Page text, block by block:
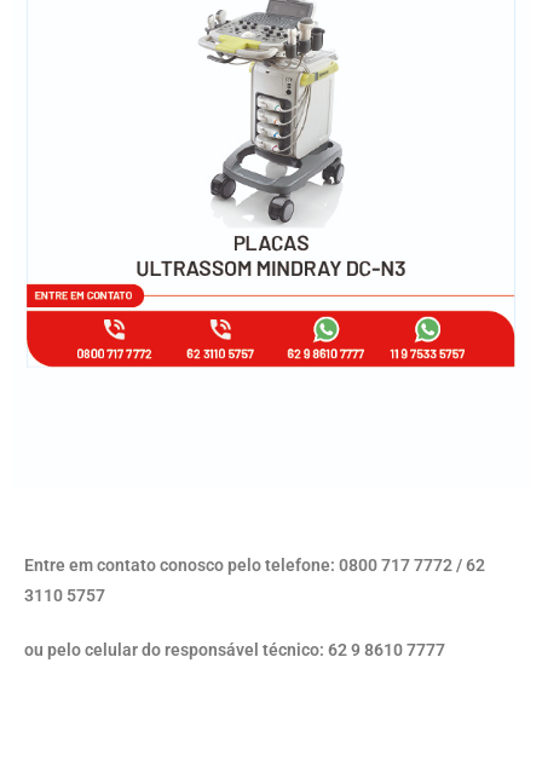
Entre em contato conosco pelo telefone: 0800 717 7772 / 62
3110 5757
ou pelo celular do responsável técnico: 62 9 8610 7777